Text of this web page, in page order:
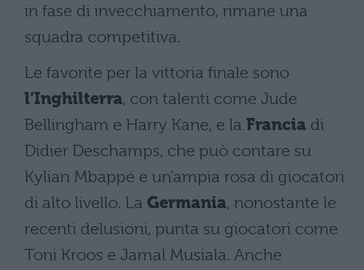
in fase di invecchiamento, rimane una
squadra competitiva.
Le favorite per la vittoria finale sono
l’Inghilterra, con talenti come Jude
Bellingham e Harry Kane, e la Francia di
Didier Deschamps, che può contare su
Kylian Mbappé e un’ampia rosa di giocatori
di alto livello. La Germania, nonostante le
recenti delusioni, punta su giocatori come
Toni Kroos e Jamal Musiala. Anche